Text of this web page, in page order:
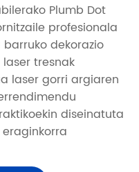
Plumb Dot
profesionala
dekorazio
tresnak
laser gorri argiaren
diseinatuta